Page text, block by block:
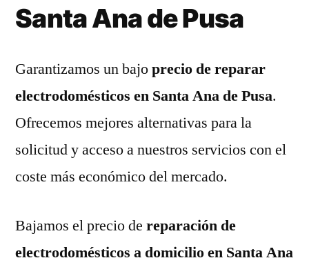
Santa Ana de Pusa
Garantizamos un bajoprecio de reparar
electrodomésticos en Santa Ana de Pusa.
Ofrecemos mejores alternativas para la
solicitud y acceso a nuestros servicios con el
coste más económico del mercado.
Bajamos el precio de reparación de
electrodomésticos a domicilio en Santa Ana